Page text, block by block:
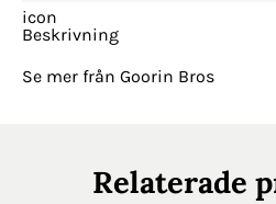
Beskrivning
Se mer från Goorin Bros
Relaterade